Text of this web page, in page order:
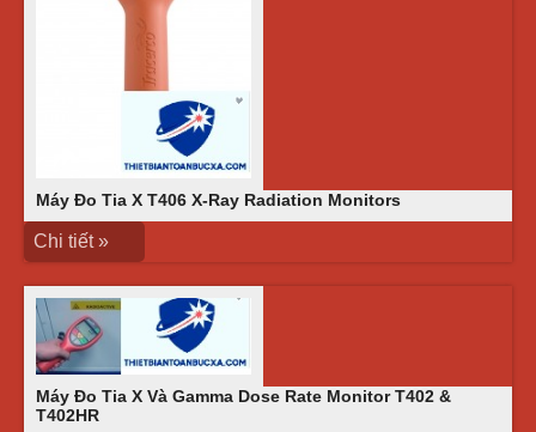
Máy Đo Tia X T406 X-Ray Radiation Monitors
Chi tiết »
Máy Đo Tia X Và Gamma Dose Rate Monitor T402 &
T402HR